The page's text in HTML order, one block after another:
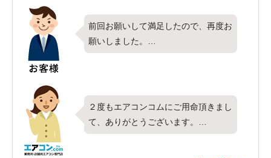
前回お願いして満足したので、再度お
願いしました。
やはり、施工時間も早く丁寧な工事で
２度もエアコンコムにご用命頂きまし
て、ありがとうございます。
今回は、日立製業務用エアコン、天カ